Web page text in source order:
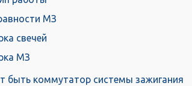
МЗ
свечей
МЗ
быть коммутатор системы зажигания